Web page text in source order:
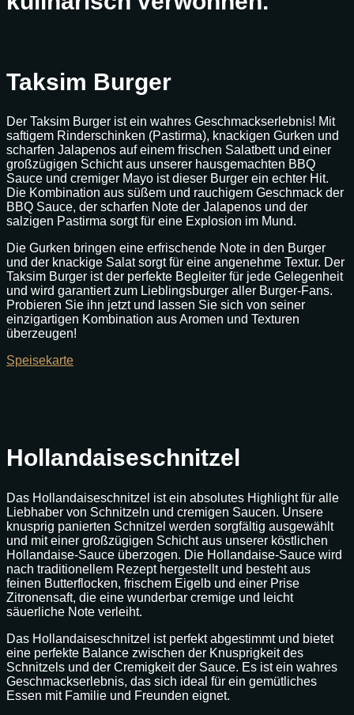
Taksim Burger
Der Taksim Burger ist ein wahres Geschmackserlebnis! Mit
saftigem Rinderschinken (Pastirma), knackigen Gurken und
scharfen Jalapenos auf einem frischen Salatbett und einer
großzügigen Schicht aus unserer hausgemachten BBQ
Sauce und cremiger Mayo ist dieser Burger ein echter Hit.
Die Kombination aus süßem und rauchigem Geschmack der
BBQ Sauce, der scharfen Note der Jalapenos und der
salzigen Pastirma sorgt für eine Explosion im Mund.
Die Gurken bringen eine erfrischende Note in den Burger
und der knackige Salat sorgt für eine angenehme Textur. Der
Taksim Burger ist der perfekte Begleiter für jede Gelegenheit
und wird garantiert zum Lieblingsburger aller Burger-Fans.
Probieren Sie ihn jetzt und lassen Sie sich von seiner
einzigartigen Kombination aus Aromen und Texturen
überzeugen!
Speisekarte
Hollandaiseschnitzel
Das Hollandaiseschnitzel ist ein absolutes Highlight für alle
Liebhaber von Schnitzeln und cremigen Saucen. Unsere
knusprig panierten Schnitzel werden sorgfältig ausgewählt
und mit einer großzügigen Schicht aus unserer köstlichen
Hollandaise-Sauce überzogen. Die Hollandaise-Sauce wird
nach traditionellem Rezept hergestellt und besteht aus
feinen Butterflocken, frischem Eigelb und einer Prise
Zitronensaft, die eine wunderbar cremige und leicht
säuerliche Note verleiht.
Das Hollandaiseschnitzel ist perfekt abgestimmt und bietet
eine perfekte Balance zwischen der Knusprigkeit des
Schnitzels und der Cremigkeit der Sauce. Es ist ein wahres
Geschmackserlebnis, das sich ideal für ein gemütliches
Essen mit Familie und Freunden eignet.